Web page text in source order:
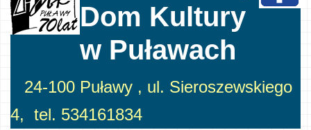
Dom Kultury
w Puławach
24-100 Puławy , ul. Sieroszewskiego
4, tel. 534161834